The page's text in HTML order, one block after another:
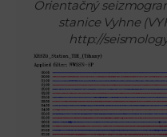
Orientačný
stanice Vyhne
http://